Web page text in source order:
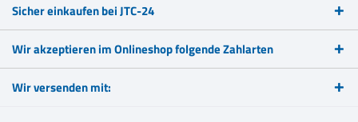
Sicher einkaufen bei JTC-24
Wir akzeptieren im Onlineshop folgende Zahlarten
Wir versenden mit: